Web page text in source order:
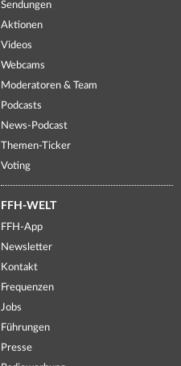
Sendungen
Aktionen
Videos
Webcams
Moderatoren & Team
Podcasts
News-Podcast
Themen-Ticker
Voting
FFH-WELT
FFH-App
Newsletter
Kontakt
Frequenzen
Jobs
Führungen
Presse